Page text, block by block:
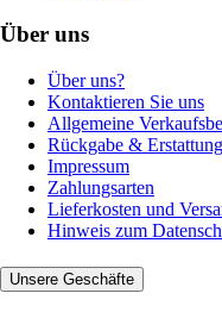
Über uns
Über uns?
Kontaktieren Sie uns
Allgemeine
Rückgabe & Erstattung
Impressum
Zahlungsarten
Lieferkosten und
Hinweis zum
Unsere Geschäfte